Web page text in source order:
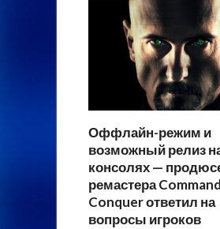
Оффлайн-режим и
возможный релиз
консолях —
ремастера
Conquer ответил на
вопросы игроков